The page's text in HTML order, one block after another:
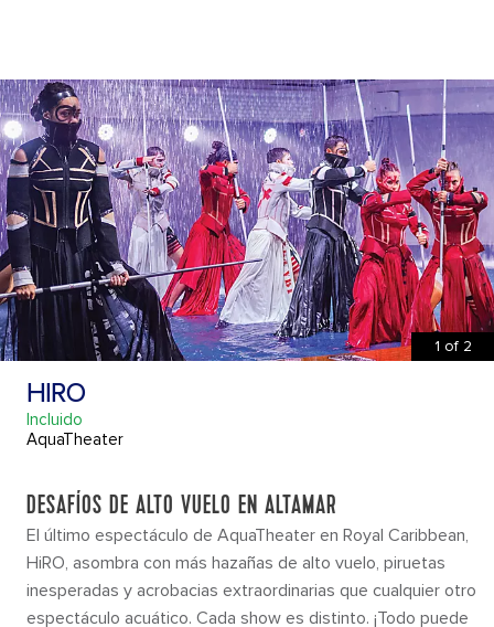
1 of 2
HIRO
Incluido
AquaTheater
DESAFÍOS DE ALTO VUELO EN ALTAMAR
El último espectáculo de AquaTheater en Royal Caribbean,
HiRO, asombra con más hazañas de alto vuelo, piruetas
inesperadas y acrobacias extraordinarias que cualquier otro
espectáculo acuático. Cada show es distinto. ¡Todo puede